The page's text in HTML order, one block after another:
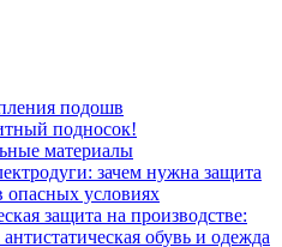
подошв
подносок!
материалы
зачем нужна защита
опасных условиях
защита на производстве:
обувь и одежда